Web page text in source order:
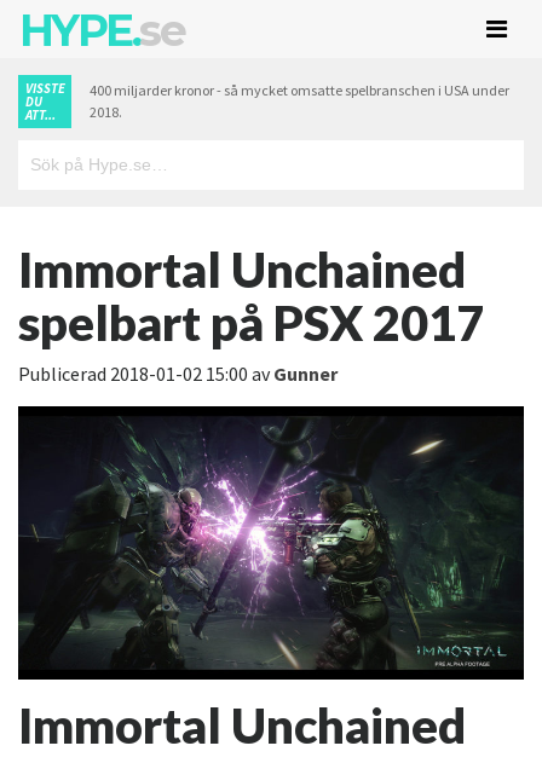
HYPE.se
VISSTE
DU
ATT...
400 miljarder kronor - så mycket omsatte spelbranschen i USA under
2018.
Immortal Unchained
spelbart på PSX 2017
Publicerad 2018-01-02 15:00 avGunner
Immortal Unchained